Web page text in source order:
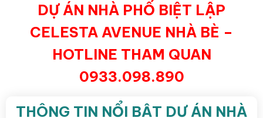
DỰ ÁN NHÀ PHỐ BIỆT LẬP
CELESTA AVENUE NHÀ BÈ –
HOTLINE THAM QUAN
0933.098.890
THÔNG TIN NỔI BẬT DỰ ÁN NHÀ